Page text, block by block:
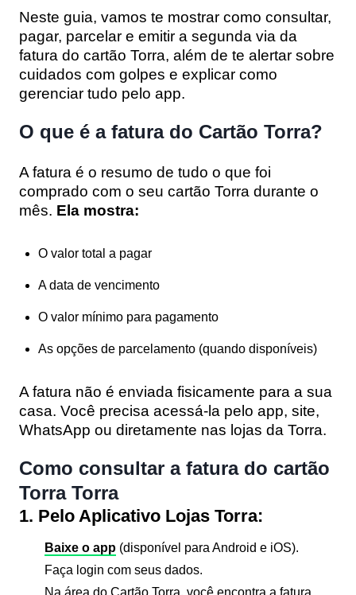
Neste guia, vamos te mostrar como consultar,
pagar, parcelar e emitir a segunda via da
fatura do cartão Torra, além de te alertar sobre
cuidados com golpes e explicar como
gerenciar tudo pelo app.
O que é a fatura do Cartão Torra?
A fatura é o resumo de tudo o que foi
comprado com o seu cartão Torra durante o
mês. Ela mostra:
O valor total a pagar
A data de vencimento
O valor mínimo para pagamento
As opções de parcelamento (quando disponíveis)
A fatura não é enviada fisicamente para a sua
casa. Você precisa acessá-la pelo app, site,
WhatsApp ou diretamente nas lojas da Torra.
Como consultar a fatura do cartão
Torra Torra
1. Pelo Aplicativo Lojas Torra:
Baixe o app (disponível para Android e iOS).
Faça login com seus dados.
Na área do Cartão Torra, você encontra a fatura